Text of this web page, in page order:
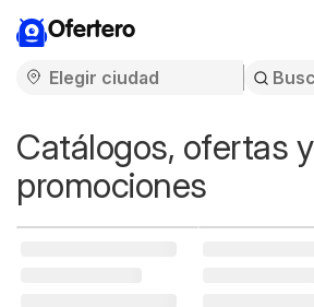
Ofertero
Catálogos, ofertas y
promociones